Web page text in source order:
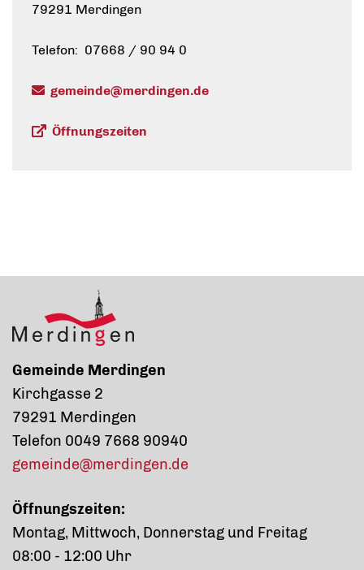
79291 Merdingen
Telefon: 07668 / 90 94 0
gemeinde@merdingen.de
Öffnungszeiten
Gemeinde Merdingen
Kirchgasse 2
79291 Merdingen
Telefon 0049 7668 90940
gemeinde@merdingen.de
Öffnungszeiten:
Montag, Mittwoch, Donnerstag und Freitag
08:00 - 12:00 Uhr